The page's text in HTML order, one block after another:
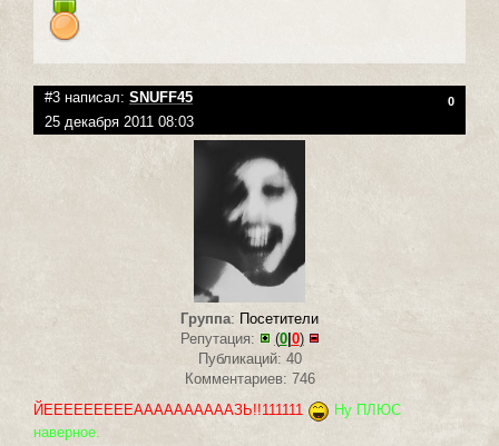
#3 написал: SNUFF45 0
25 декабря 2011 08:03
Группа: Посетители
Репутация:
(0| 0)
Публикаций: 40
Комментариев: 746
ЙЕЕЕЕЕЕЕЕЕААААААААААЗЬ!!111111
Ну ПЛЮС
наверное.